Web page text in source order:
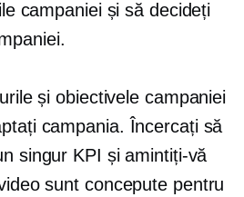
campaniei și să decideți
și obiectivele campaniei
campania. Încercați să
singur KPI și amintiți-vă
sunt concepute pentru